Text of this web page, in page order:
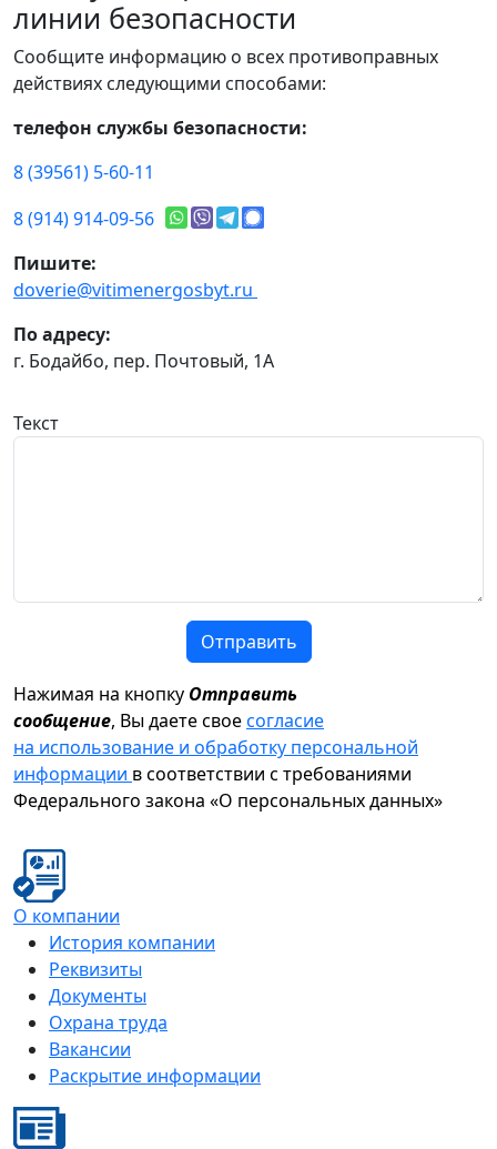
линии безопасности
Сообщите информацию о всех противоправных
действиях следующими способами:
телефон службы безопасности:
8 (39561) 5-60-11
8 (914) 914-09-56
Пишите:
doverie@vitimenergosbyt.ru
По адресу:
г. Бодайбо, пер. Почтовый, 1А
Текст
Отправить
Нажимая на кнопку Отправить
сообщение, Вы даете своесогласие
на использование и обработку персональной
информации в соответствии с требованиями
Федерального закона «О персональных данных»
О компании
История компании
Реквизиты
Документы
Охрана труда
Вакансии
Раскрытие информации